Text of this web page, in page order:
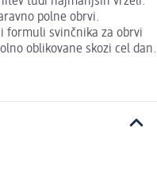
polne obrvi.
formuli svinčnika za obrvi
oblikovane skozi cel dan.